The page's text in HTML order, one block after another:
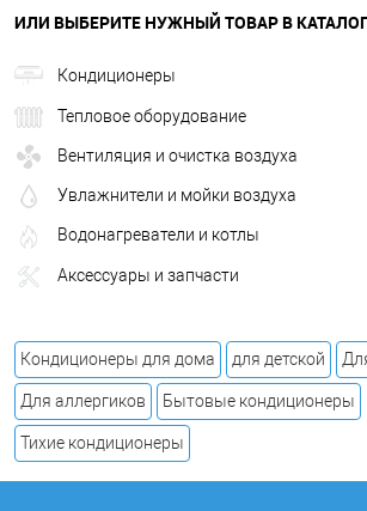
ИЛИ ВЫБЕРИТЕ НУЖНЫЙ ТОВАР В
Кондиционеры
Тепловое оборудование
Вентиляция и очистка воздуха
Увлажнители и мойки воздуха
Водонагреватели и котлы
Аксессуары и запчасти
Кондиционеры для дома для детской
Для аллергиков Бытовые кондиционеры
Тихие кондиционеры